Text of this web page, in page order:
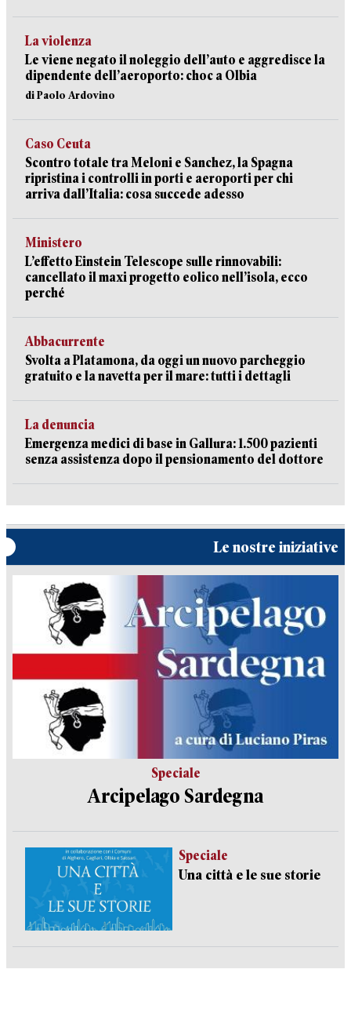
La violenza
Le viene negato il noleggio dell’auto e aggredisce la
dipendente dell’aeroporto: choc a Olbia
di Paolo Ardovino
Caso Ceuta
Scontro totale tra Meloni e Sanchez, la Spagna
ripristina i controlli in porti e aeroporti per chi
arriva dall’Italia: cosa succede adesso
Ministero
L’effetto Einstein Telescope sulle rinnovabili:
cancellato il maxi progetto eolico nell’isola, ecco
perché
Abbacurrente
Svolta a Platamona, da oggi un nuovo parcheggio
gratuito e la navetta per il mare: tutti i dettagli
La denuncia
Emergenza medici di base in Gallura: 1.500 pazienti
senza assistenza dopo il pensionamento del dottore
Le nostre iniziative
Speciale
Arcipelago Sardegna
Speciale
Una città e le sue storie